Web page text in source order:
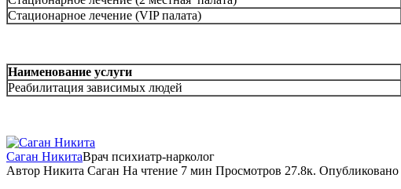
Стационарное лечение (VIP палата)
Наименование услуги
Реабилитация зависимых людей
Саган НикитаВрач психиатр-нарколог
Автор Никита Саган На чтение 7 мин Просмотров 27.8к. Опубликовано